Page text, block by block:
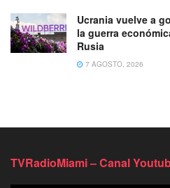
Ucrania vuelve a
la guerra
Rusia
7 AGOSTO, 2026
TVRadioMiami – Canal